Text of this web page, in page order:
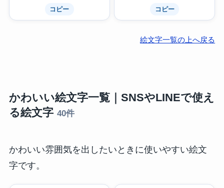
コピー コピー
絵文字一覧の上へ戻る
かわいい絵文字一覧｜SNSやLINEで使え
る絵文字 40件
かわいい雰囲気を出したいときに使いやすい絵文
字です。